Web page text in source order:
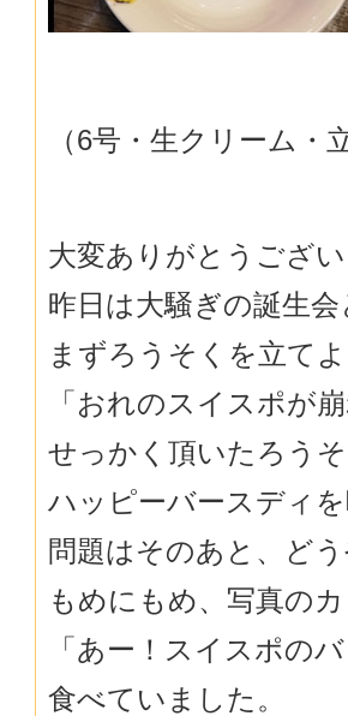
（6号・生クリーム・
大変ありがとうござ
昨日は大騒ぎの誕生
まずろうそくを立て
「おれのスイスポが
せっかく頂いたろう
ハッピーバースディ
問題はそのあと、ど
もめにもめ、写真の
「あー！スイスポの
食べていました。